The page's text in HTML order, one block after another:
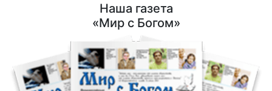
Наша газета
«Мир с Богом»